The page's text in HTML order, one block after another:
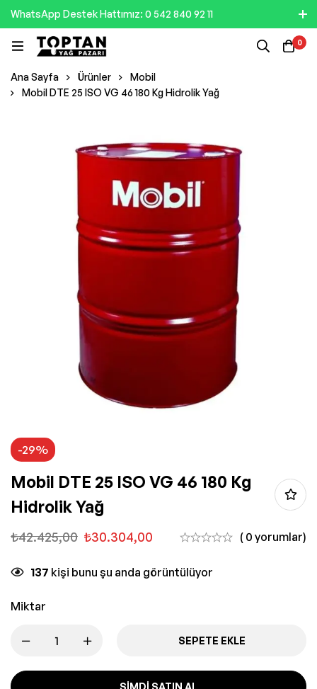
WhatsApp Destek Hattımız: 0 542 840 92 11
0
Ana Sayfa Ürünler
Mobil
Mobil DTE 25 ISO VG 46 180 Kg Hidrolik Yağ
-29%
Mobil DTE 25 ISO VG 46 180 Kg
Hidrolik Yağ
₺42.425,00 ₺30.304,00 ( 0 yorumlar)
137 kişi bunu şu anda görüntülüyor
Miktar
SEPETE EKLE
ŞIMDI SATIN AL